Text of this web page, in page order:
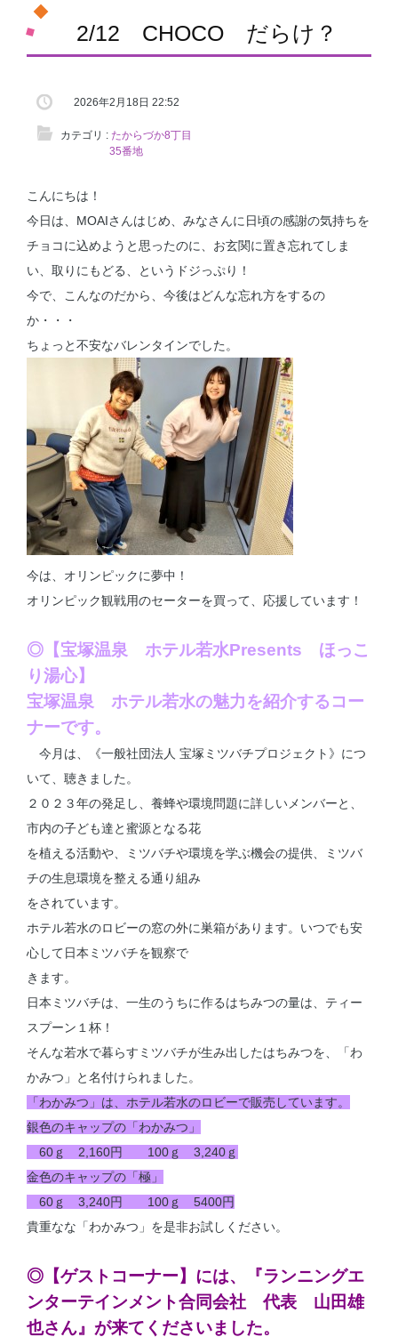
2/12 CHOCO だらけ？
2026年2月18日 22:52
カテゴリ : たからづか8丁目
35番地
こんにちは！
今日は、MOAIさんはじめ、みなさんに日頃の感謝の気持ちを
チョコに込めようと思ったのに、お玄関に置き忘れてしま
い、取りにもどる、というドジっぷり！
今で、こんなのだから、今後はどんな忘れ方をするの
か・・・
ちょっと不安なバレンタインでした。
今は、オリンピックに夢中！
オリンピック観戦用のセーターを買って、応援しています！
◎【宝塚温泉 ホテル若水Presents ほっこ
り湯心】
宝塚温泉 ホテル若水の魅力を紹介するコー
ナーです。
今月は、《一般社団法人 宝塚ミツバチプロジェクト》につ
いて、聴きました。
２０２３年の発足し、養蜂や環境問題に詳しいメンバーと、
市内の子ども達と蜜源となる花
を植える活動や、ミツバチや環境を学ぶ機会の提供、ミツバ
チの生息環境を整える通り組み
をされています。
ホテル若水のロビーの窓の外に巣箱があります。いつでも安
心して日本ミツバチを観察で
きます。
日本ミツバチは、一生のうちに作るはちみつの量は、ティー
スプーン１杯！
そんな若水で暮らすミツバチが生み出したはちみつを、「わ
かみつ」と名付けられました。
「わかみつ」は、ホテル若水のロビーで販売しています。
銀色のキャップの「わかみつ」
60ｇ 2,160円 100ｇ 3,240ｇ
金色のキャップの「極」
60ｇ 3,240円 100ｇ 5400円
貴重なな「わかみつ」を是非お試しください。
◎【ゲストコーナー】には、『ランニングエ
ンターテインメント合同会社 代表 山田雄
也さん』が来てくださいました。